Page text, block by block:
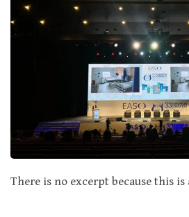
There is no excerpt because this